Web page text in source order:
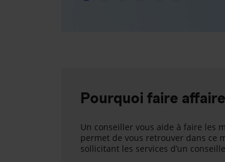
Pourquoi faire
Un conseiller vous aide à faire les
permet de vous retrouver dans ce
sollicitant les services d’un